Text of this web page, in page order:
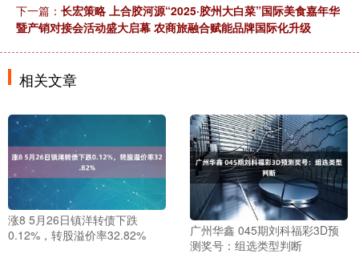
下一篇： 长宏策略 上合胶河源“2025·胶州大白菜”国际美食嘉年华
暨产销对接会活动盛大启幕 农商旅融合赋能品牌国际化升级
相关文章
涨8 5月26日镇洋转债下跌
0.12%，转股溢价率32.82%
广州华鑫 045期刘科福彩3D预
测奖号：组选类型判断